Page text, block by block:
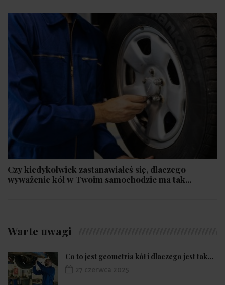
Czy kiedykolwiek zastanawiałeś się, dlaczego
wyważenie kół w Twoim samochodzie ma tak...
Warte uwagi
Co to jest geometria kół i dlaczego jest tak...